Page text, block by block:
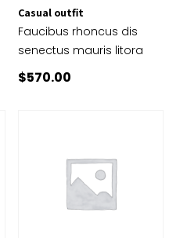
Casual outfit
Faucibus rhoncus dis
senectus mauris litora
$570.00